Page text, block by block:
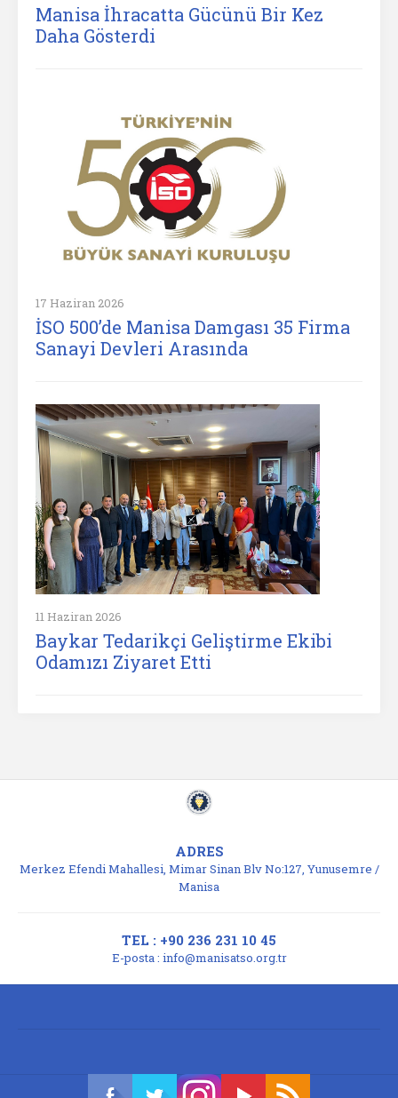
Manisa İhracatta Gücünü Bir Kez
Daha Gösterdi
17 Haziran 2026
İSO 500’de Manisa Damgası 35 Firma
Sanayi Devleri Arasında
11 Haziran 2026
Baykar Tedarikçi Geliştirme Ekibi
Odamızı Ziyaret Etti
ADRES
Merkez Efendi Mahallesi, Mimar Sinan Blv No:127, Yunusemre /
Manisa
TEL : +90 236 231 10 45
E-posta : info@manisatso.org.tr